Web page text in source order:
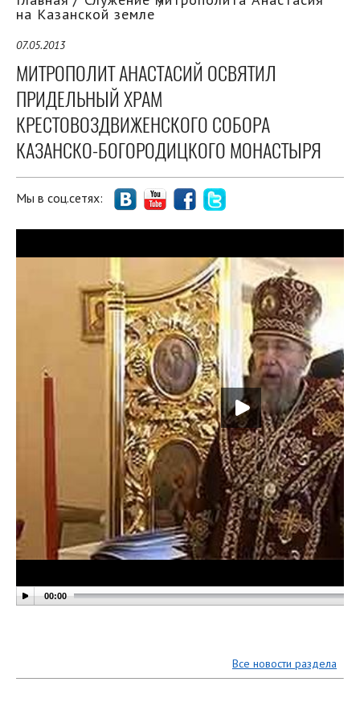
на Казанской земле
07.05.2013
МИТРОПОЛИТ АНАСТАСИЙ ОСВЯТИЛ
ПРИДЕЛЬНЫЙ ХРАМ
КРЕСТОВОЗДВИЖЕНСКОГО СОБОРА
КАЗАНСКО-БОГОРОДИЦКОГО МОНАСТЫРЯ
Мы в соц.сетях:
00:00
Все новости раздела